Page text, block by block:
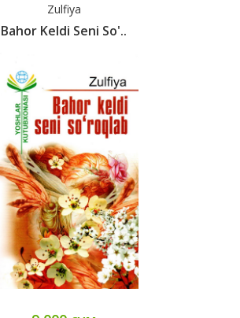
Zulfiya
Bahor Keldi Seni So'..